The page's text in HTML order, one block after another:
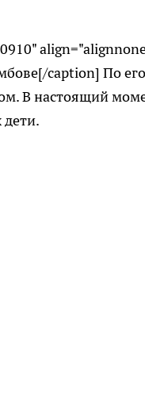
caption] По
В настоящий
дети.